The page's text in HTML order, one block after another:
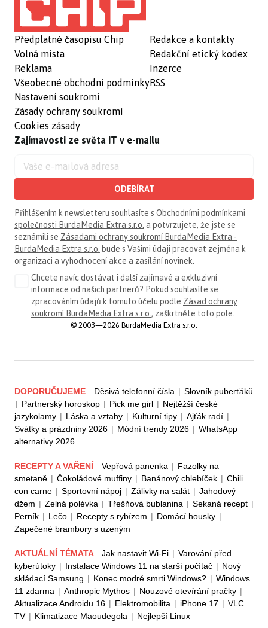
Předplatné časopisu Chip
Volná místa
Reklama
Všeobecné obchodní podmínky
Nastavení soukromí
Zásady ochrany soukromí
Cookies zásady
Redakce a kontakty
Redakční etický kodex
Inzerce
RSS
Zajímavosti ze světa IT v e-mailu
ODEBÍRAT
Přihlášením k newsletteru souhlasíte s Obchodními podmínkami
společnosti BurdaMedia Extra s.r.o. a potvrzujete, že jste se
seznámili se Zásadami ochrany soukromí BurdaMedia Extra -
BurdaMedia Extra s.r.o. bude s Vašimi údaji pracovat zejména k
organizaci a vyhodnocení akce a zasílání novinek.
Chcete navíc dostávat i další zajímavé a exkluzivní
informace od našich partnerů? Pokud souhlasíte se
zpracováním údajů k tomuto účelu podle Zásad ochrany
soukromí BurdaMedia Extra s.r.o. , zaškrtněte toto pole.
© 2003—2026 BurdaMedia Extra s.r.o.
DOPORUČUJEME Děsivá telefonní čísla | Slovník puberťáků
| Partnerský horoskop | Pick me girl | Nejtěžší české
jazykolamy | Láska a vztahy | Kulturní tipy | Ajťák radí |
Svátky a prázdniny 2026 | Módní trendy 2026 | WhatsApp
alternativy 2026
RECEPTY A VAŘENÍ Vepřová panenka | Fazolky na
smetaně | Čokoládové muffiny | Banánový chlebíček | Chili
con carne | Sportovní nápoj | Zálivky na salát | Jahodový
džem | Zelná polévka | Třešňová bublanina | Sekaná recept |
Perník | Lečo | Recepty s rybízem | Domácí housky |
Zapečené brambory s uzeným
AKTUÁLNÍ TÉMATA Jak nastavit Wi-Fi | Varování před
kyberútoky | Instalace Windows 11 na starší počítač | Nový
skládací Samsung | Konec modré smrti Windows? | Windows
11 zdarma | Anthropic Mythos | Nouzové otevírání pračky |
Aktualizace Androidu 16 | Elektromobilita | iPhone 17 | VLC
TV | Klimatizace Maoudegola | Nejlepší Linux